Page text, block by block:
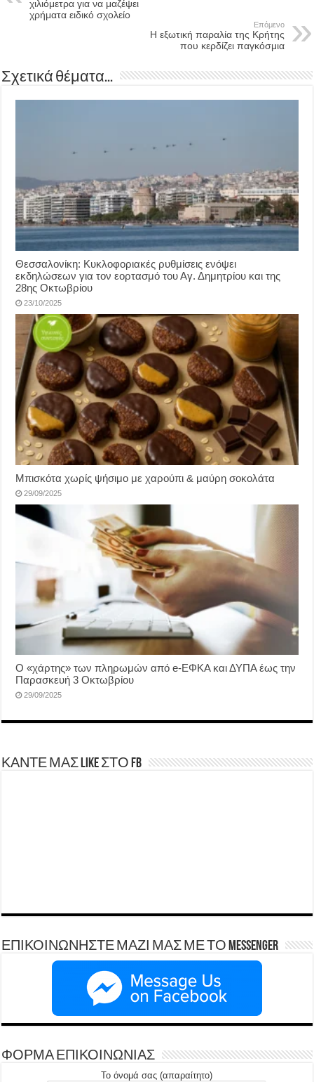
χιλιόμετρα για να μαζέψει
χρήματα ειδικό σχολείο
Επόμενο
Η εξωτική παραλία της Κρήτης
που κερδίζει παγκόσμια
Σχετικά θέματα...
Θεσσαλονίκη: Κυκλοφοριακές ρυθμίσεις ενόψει
εκδηλώσεων για τον εορτασμό του Αγ. Δημητρίου και της
28ης Οκτωβρίου
23/10/2025
Μπισκότα χωρίς ψήσιμο με χαρούπι & μαύρη σοκολάτα
29/09/2025
Ο «χάρτης» των πληρωμών από e-ΕΦΚΑ και ΔΥΠΑ έως την
Παρασκευή 3 Οκτωβρίου
29/09/2025
ΚΑΝΤΕ ΜΑΣ LIKE ΣΤΟ FB
ΕΠΙΚΟΙΝΩΝΗΣΤΕ ΜΑΖΙ ΜΑΣ ΜΕ ΤΟ Messenger
ΦΟΡΜΑ ΕΠΙΚΟΙΝΩΝΙΑΣ
Το όνομά σας (απαραίτητο)